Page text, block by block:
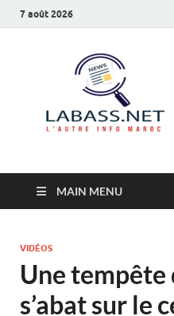
7 août 2026
MAIN MENU
VIDÉOS
Une tempête
s’abat sur le